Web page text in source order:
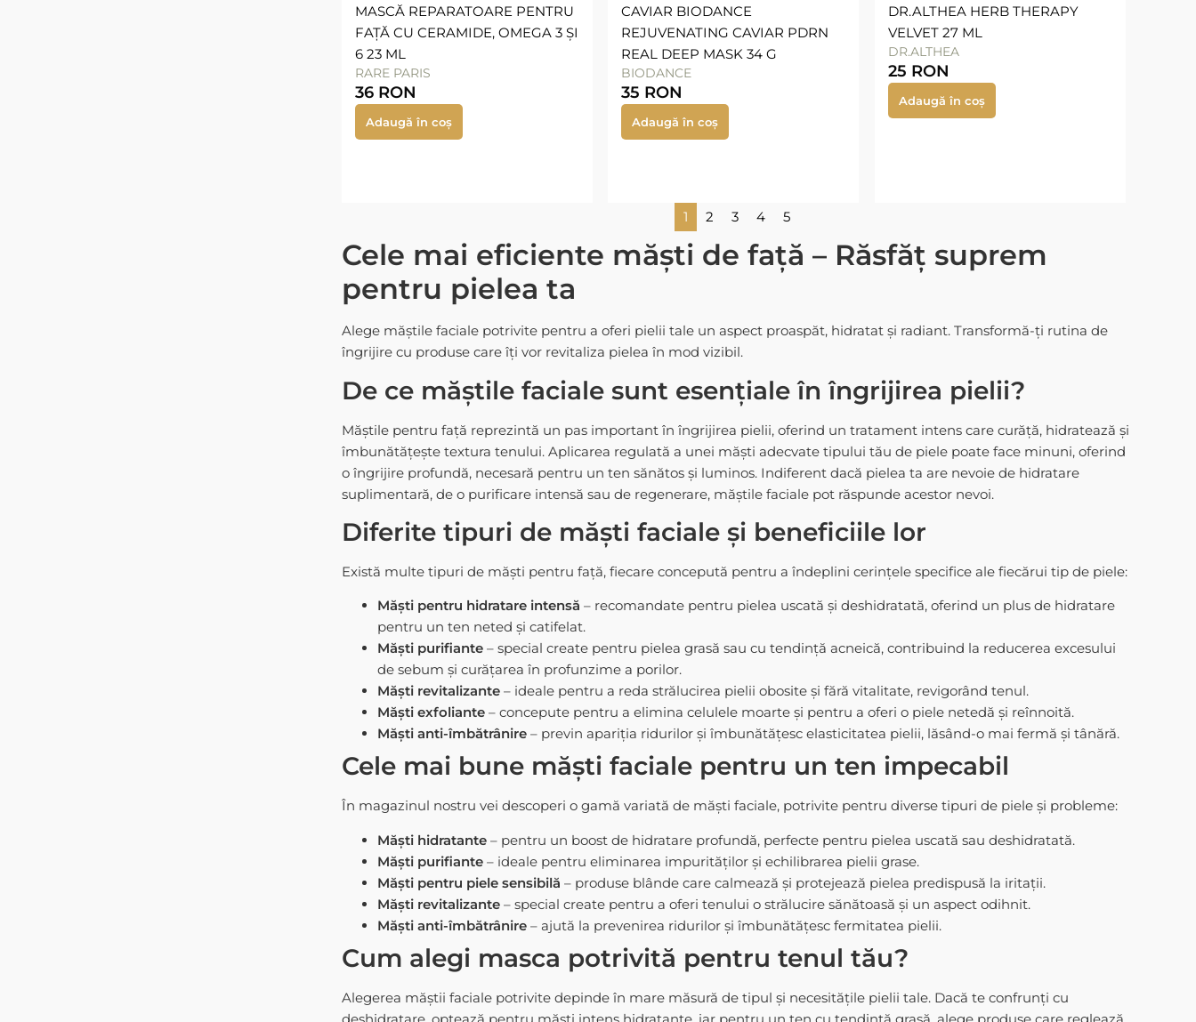
MASCĂ REPARATOARE PENTRU
FAȚĂ CU CERAMIDE, OMEGA 3 ȘI
6 23 ML
RARE PARIS
36 RON
Adaugă în coș
CAVIAR BIODANCE
REJUVENATING CAVIAR PDRN
REAL DEEP MASK 34 G
BIODANCE
35 RON
Adaugă în coș
DR.ALTHEA HERB THERAPY
VELVET 27 ML
DR.ALTHEA
25 RON
Adaugă în coș
1 2 3 4 5
Cele mai eficiente măști de față – Răsfăț suprem
pentru pielea ta
Alege măștile faciale potrivite pentru a oferi pielii tale un aspect proaspăt, hidratat și radiant. Transformă-ți rutina de
îngrijire cu produse care îți vor revitaliza pielea în mod vizibil.
De ce măștile faciale sunt esențiale în îngrijirea pielii?
Măștile pentru față reprezintă un pas important în îngrijirea pielii, oferind un tratament intens care curăță, hidratează și
îmbunătățește textura tenului. Aplicarea regulată a unei măști adecvate tipului tău de piele poate face minuni, oferind
o îngrijire profundă, necesară pentru un ten sănătos și luminos. Indiferent dacă pielea ta are nevoie de hidratare
suplimentară, de o purificare intensă sau de regenerare, măștile faciale pot răspunde acestor nevoi.
Diferite tipuri de măști faciale și beneficiile lor
Există multe tipuri de măști pentru față, fiecare concepută pentru a îndeplini cerințele specifice ale fiecărui tip de piele:
Măști pentru hidratare intensă – recomandate pentru pielea uscată și deshidratată, oferind un plus de hidratare
pentru un ten neted și catifelat.
Măști purifiante – special create pentru pielea grasă sau cu tendință acneică, contribuind la reducerea excesului
de sebum și curățarea în profunzime a porilor.
Măști revitalizante – ideale pentru a reda strălucirea pielii obosite și fără vitalitate, revigorând tenul.
Măști exfoliante – concepute pentru a elimina celulele moarte și pentru a oferi o piele netedă și reînnoită.
Măști anti-îmbătrânire – previn apariția ridurilor și îmbunătățesc elasticitatea pielii, lăsând-o mai fermă și tânără.
Cele mai bune măști faciale pentru un ten impecabil
În magazinul nostru vei descoperi o gamă variată de măști faciale, potrivite pentru diverse tipuri de piele și probleme:
Măști hidratante – pentru un boost de hidratare profundă, perfecte pentru pielea uscată sau deshidratată.
Măști purifiante – ideale pentru eliminarea impurităților și echilibrarea pielii grase.
Măști pentru piele sensibilă – produse blânde care calmează și protejează pielea predispusă la iritații.
Măști revitalizante – special create pentru a oferi tenului o strălucire sănătoasă și un aspect odihnit.
Măști anti-îmbătrânire – ajută la prevenirea ridurilor și îmbunătățesc fermitatea pielii.
Cum alegi masca potrivită pentru tenul tău?
Alegerea măștii faciale potrivite depinde în mare măsură de tipul și necesitățile pielii tale. Dacă te confrunți cu